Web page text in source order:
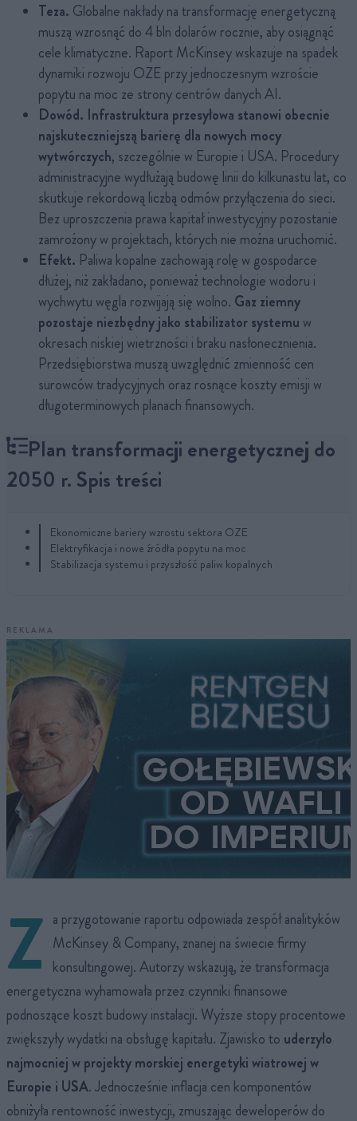
Teza. Globalne nakłady na transformację energetyczną
muszą wzrosnąć do 4 bln dolarów rocznie, aby osiągnąć
cele klimatyczne. Raport McKinsey wskazuje na spadek
dynamiki rozwoju OZE przy jednoczesnym wzroście
popytu na moc ze strony centrów danych AI.
Dowód. Infrastruktura przesyłowa stanowi obecnie
najskuteczniejszą barierę dla nowych mocy
wytwórczych, szczególnie w Europie i USA. Procedury
administracyjne wydłużają budowę linii do kilkunastu lat, co
skutkuje rekordową liczbą odmów przyłączenia do sieci.
Bez uproszczenia prawa kapitał inwestycyjny pozostanie
zamrożony w projektach, których nie można uruchomić.
Efekt. Paliwa kopalne zachowają rolę w gospodarce
dłużej, niż zakładano, ponieważ technologie wodoru i
wychwytu węgla rozwijają się wolno. Gaz ziemny
pozostaje niezbędny jako stabilizator systemu w
okresach niskiej wietrzności i braku nasłonecznienia.
Przedsiębiorstwa muszą uwzględnić zmienność cen
surowców tradycyjnych oraz rosnące koszty emisji w
długoterminowych planach finansowych.
Plan transformacji energetycznej do
2050 r. Spis treści
Ekonomiczne bariery wzrostu sektora OZE
Elektryfikacja i nowe źródła popytu na moc
Stabilizacja systemu i przyszłość paliw kopalnych
REKLAMA
Z a przygotowanie raportu odpowiada zespół analityków
McKinsey & Company, znanej na świecie firmy
konsultingowej. Autorzy wskazują, że transformacja
energetyczna wyhamowała przez czynniki finansowe
podnoszące koszt budowy instalacji. Wyższe stopy procentowe
zwiększyły wydatki na obsługę kapitału. Zjawisko to uderzyło
najmocniej w projekty morskiej energetyki wiatrowej w
Europie i USA. Jednocześnie inflacja cen komponentów
obniżyła rentowność inwestycji, zmuszając deweloperów do